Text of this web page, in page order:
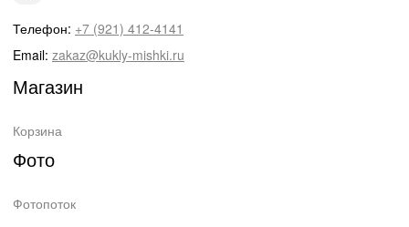
Телефон: +7 (921) 412-4141
Email: zakaz@kukly-mishki.ru
Магазин
Корзина
Фото
Фотопоток